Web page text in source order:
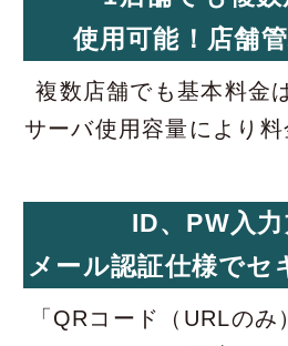
使用可能！店舗
複数店舗でも基本料金
サーバ使用容量により料
ID、PW入力
メール認証仕様でセ
「QRコード（URLの